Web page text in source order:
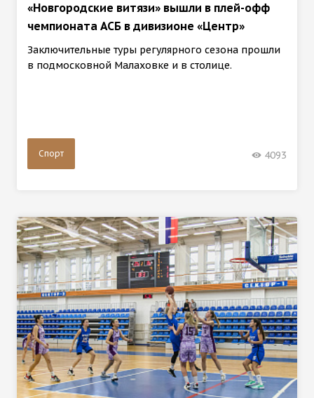
«Новгородские витязи» вышли в плей-офф
чемпионата АСБ в дивизионе «Центр»
Заключительные туры регулярного сезона прошли
в подмосковной Малаховке и в столице.
Спорт 4093